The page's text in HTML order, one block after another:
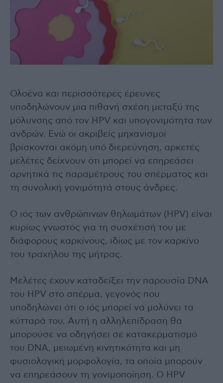
Ολοένα και περισσότερες έρευνες
υποδηλώνουν μια πιθανή σχέση μεταξύ της
μόλυνσης από τον HPV και υπογονιμότητα των
ανδρών. Ενώ οι ακριβείς μηχανισμοί
βρίσκονται ακόμη υπό διερεύνηση, αρκετές
μελέτες δείχνουν ότι μπορεί να επηρεάσει
αρνητικά τις παραμέτρους του σπέρματος και
τη συνολική γονιμότητά στους άνδρες.
Ο ιός των ανθρώπινων θηλωμάτων (HPV) είναι
κυρίως γνωστός για τη συσχέτισή του με
διάφορους καρκίνους, ιδίως με τον καρκίνο
του τραχήλου της μήτρας.
Μελέτες έχουν καταδείξει την παρουσία DNA
του HPV στο σπέρμα, γεγονός που
υποδηλώνει ότι ο ιός μπορεί να μολύνει τα
κύτταρά του. Αυτή η αλληλεπίδραση θα
μπορούσε να οδηγήσει σε κατακερματισμό
του DNA, μειωμένη κινητικότητα και μη
φυσιολογική μορφολογία, τα οποία μπορούν
να επηρεάσουν τη γονιμοποίηση. Ο HPV